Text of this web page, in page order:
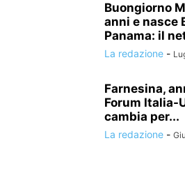
Buongiorno
anni e nasce
Panama: il
La redazione -
Farnesina,
Forum Italia-
cambia per...
La redazione -